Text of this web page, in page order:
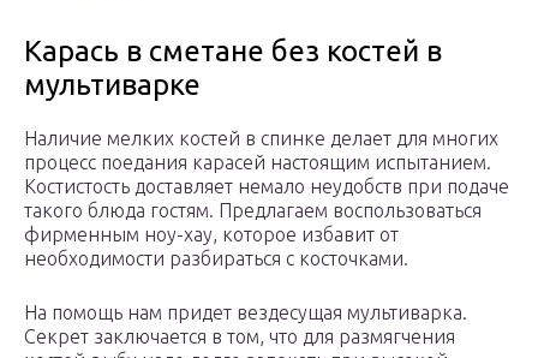
Карась в сметане без костей в
мультиварке
Наличие мелких костей в спинке делает для многих
процесс поедания карасей настоящим испытанием.
Костистость доставляет немало неудобств при подаче
такого блюда гостям. Предлагаем воспользоваться
фирменным ноу-хау, которое избавит от
необходимости разбираться с косточками.
На помощь нам придет вездесущая мультиварка.
Секрет заключается в том, что для размягчения